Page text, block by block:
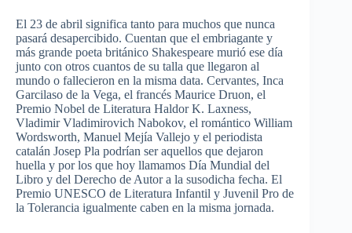
El 23 de abril significa tanto para muchos que nunca
pasará desapercibido. Cuentan que el embriagante y
más grande poeta británico Shakespeare murió ese día
junto con otros cuantos de su talla que llegaron al
mundo o fallecieron en la misma data. Cervantes, Inca
Garcilaso de la Vega, el francés Maurice Druon, el
Premio Nobel de Literatura Haldor K. Laxness,
Vladimir Vladimirovich Nabokov, el romántico William
Wordsworth, Manuel Mejía Vallejo y el periodista
catalán Josep Pla podrían ser aquellos que dejaron
huella y por los que hoy llamamos Día Mundial del
Libro y del Derecho de Autor a la susodicha fecha. El
Premio UNESCO de Literatura Infantil y Juvenil Pro de
la Tolerancia igualmente caben en la misma jornada.